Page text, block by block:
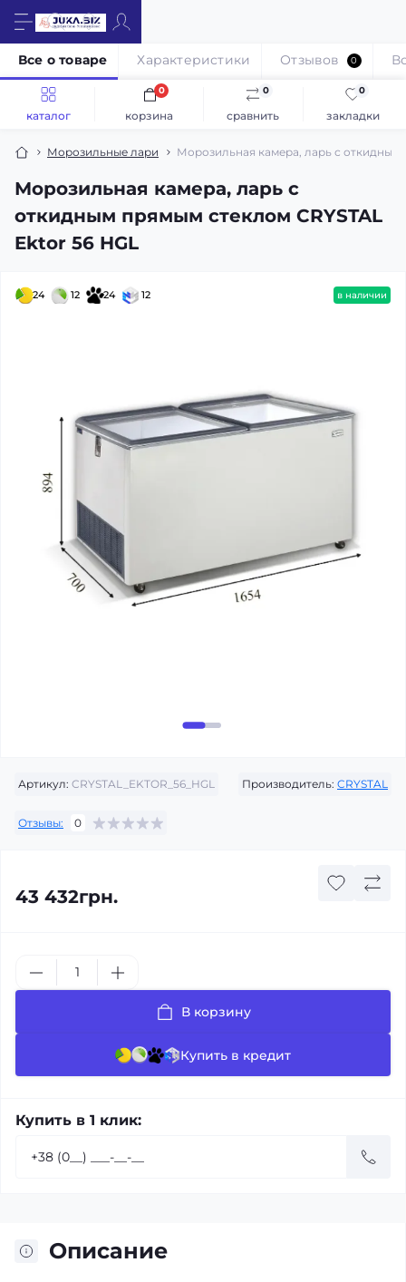
каталог сравнить
0
закладки
0
корзина
0
Морозильные лари Морозильная камера, ларь с откидным
Морозильная камера, ларь с
откидным прямым стеклом CRYSTAL
Ektor 56 HGL
Все о товаре Характеристики Отзывов 0
24 12 24 12 в наличии
Артикул: CRYSTAL_EKTOR_56_HGL Производитель: CRYSTAL
Отзывы: 0
43 432грн.
В корзину
Купить в кредит
Купить в 1 клик:
Описание